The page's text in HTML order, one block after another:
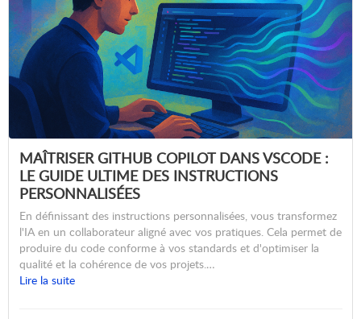
MAÎTRISER GITHUB COPILOT DANS VSCODE :
LE GUIDE ULTIME DES INSTRUCTIONS
PERSONNALISÉES
En définissant des instructions personnalisées, vous transformez
l'IA en un collaborateur aligné avec vos pratiques. Cela permet de
produire du code conforme à vos standards et d'optimiser la
qualité et la cohérence de vos projets.…
Lire la suite